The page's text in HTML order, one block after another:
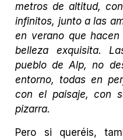
metros de altitud,
infinitos, junto a las
en verano que
belleza exquisita.
pueblo de Alp, no
entorno, todas en
con el paisaje, con
pizarra.
Pero si queréis,